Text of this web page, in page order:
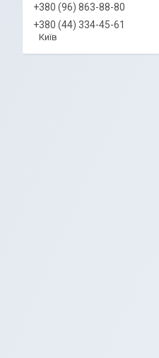
+380 (96) 863-88-80
+380 (44) 334-45-61
Київ